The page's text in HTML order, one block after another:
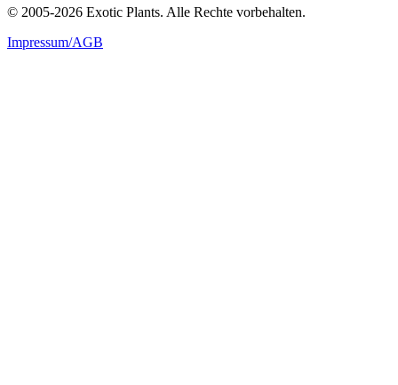
© 2005-2026 Exotic Plants. Alle Rechte vorbehalten.
Impressum/AGB